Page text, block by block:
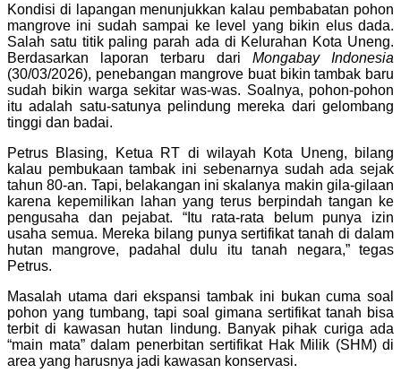
Kondisi di lapangan menunjukkan kalau pembabatan pohon
mangrove ini sudah sampai ke level yang bikin elus dada.
Salah satu titik paling parah ada di Kelurahan Kota Uneng.
Berdasarkan laporan terbaru dari Mongabay Indonesia
(30/03/2026), penebangan mangrove buat bikin tambak baru
sudah bikin warga sekitar was-was. Soalnya, pohon-pohon
itu adalah satu-satunya pelindung mereka dari gelombang
tinggi dan badai.
Petrus Blasing, Ketua RT di wilayah Kota Uneng, bilang
kalau pembukaan tambak ini sebenarnya sudah ada sejak
tahun 80-an. Tapi, belakangan ini skalanya makin gila-gilaan
karena kepemilikan lahan yang terus berpindah tangan ke
pengusaha dan pejabat. “Itu rata-rata belum punya izin
usaha semua. Mereka bilang punya sertifikat tanah di dalam
hutan mangrove, padahal dulu itu tanah negara,” tegas
Petrus.
Masalah utama dari ekspansi tambak ini bukan cuma soal
pohon yang tumbang, tapi soal gimana sertifikat tanah bisa
terbit di kawasan hutan lindung. Banyak pihak curiga ada
“main mata” dalam penerbitan sertifikat Hak Milik (SHM) di
area yang harusnya jadi kawasan konservasi.